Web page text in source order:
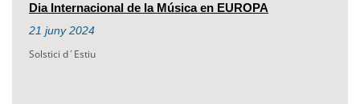
Dia Internacional de la Música en EUROPA
21 juny 2024
Solstici d´Estiu